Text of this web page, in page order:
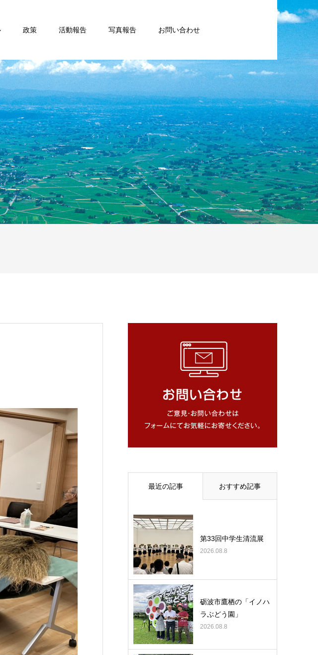
政策 活動報告 写真報告 お問い合わせ
最近の記事 おすすめ記事
第33回中学生清流展
2026.08.8
砺波市鷹栖の「イノハ
ラぶどう園」
2026.08.8